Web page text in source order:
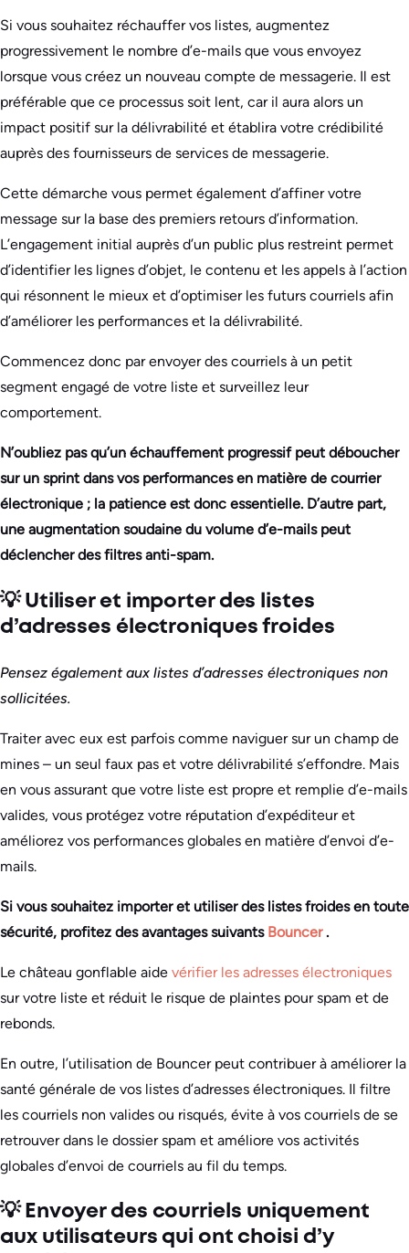
Si vous souhaitez réchauffer vos listes, augmentez
progressivement le nombre d’e-mails que vous envoyez
lorsque vous créez un nouveau compte de messagerie. Il est
préférable que ce processus soit lent, car il aura alors un
impact positif sur la délivrabilité et établira votre crédibilité
auprès des fournisseurs de services de messagerie.
Cette démarche vous permet également d’affiner votre
message sur la base des premiers retours d’information.
L’engagement initial auprès d’un public plus restreint permet
d’identifier les lignes d’objet, le contenu et les appels à l’action
qui résonnent le mieux et d’optimiser les futurs courriels afin
d’améliorer les performances et la délivrabilité.
Commencez donc par envoyer des courriels à un petit
segment engagé de votre liste et surveillez leur
comportement.
N’oubliez pas qu’un échauffement progressif peut déboucher
sur un sprint dans vos performances en matière de courrier
électronique ; la patience est donc essentielle. D’autre part,
une augmentation soudaine du volume d’e-mails peut
déclencher des filtres anti-spam.
💡 Utiliser et importer des listes
d’adresses électroniques froides
Pensez également aux listes d’adresses électroniques non
sollicitées.
Traiter avec eux est parfois comme naviguer sur un champ de
mines – un seul faux pas et votre délivrabilité s’effondre. Mais
en vous assurant que votre liste est propre et remplie d’e-mails
valides, vous protégez votre réputation d’expéditeur et
améliorez vos performances globales en matière d’envoi d’e-
mails.
Si vous souhaitez importer et utiliser des listes froides en toute
sécurité, profitez des avantages suivants Bouncer.
Le château gonflable aide vérifier les adresses électroniques
sur votre liste et réduit le risque de plaintes pour spam et de
rebonds.
En outre, l’utilisation de Bouncer peut contribuer à améliorer la
santé générale de vos listes d’adresses électroniques. Il filtre
les courriels non valides ou risqués, évite à vos courriels de se
retrouver dans le dossier spam et améliore vos activités
globales d’envoi de courriels au fil du temps.
💡 Envoyer des courriels uniquement
aux utilisateurs qui ont choisi d’y